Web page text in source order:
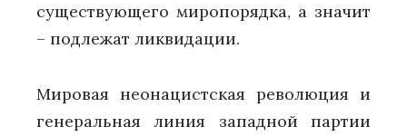
существующего миропорядка, а значит
– подлежат ликвидации.
Мировая неонацистская революция и
генеральная линия западной партии